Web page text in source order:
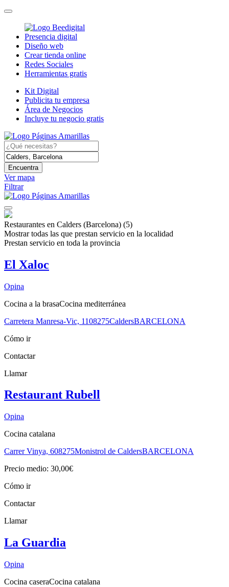
Presencia digital
Diseño web
Crear tienda online
Redes Sociales
Herramientas gratis
Kit Digital
Publicita tu empresa
Área de Negocios
Incluye tu negocio gratis
Encuentra
Ver mapa
Filtrar
Restaurantes en Calders (Barcelona) (5)
Mostrar todas las que prestan servicio en la localidad
Prestan servicio en toda la provincia
El Xaloc
Opina
Cocina a la brasaCocina mediterránea
Carretera Manresa-Vic, 1108275CaldersBARCELONA
Cómo ir
Contactar
Llamar
Restaurant Rubell
Opina
Cocina catalana
Carrer Vinya, 608275Monistrol de CaldersBARCELONA
Precio medio: 30,00€
Cómo ir
Contactar
Llamar
La Guardia
Opina
Cocina caseraCocina catalana